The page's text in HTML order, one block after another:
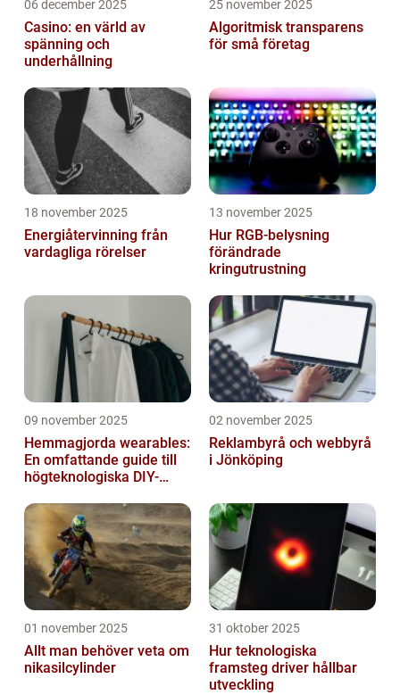
06 december 2025
Casino: en värld av
spänning och
underhållning
25 november 2025
Algoritmisk transparens
för små företag
18 november 2025
Energiåtervinning från
vardagliga rörelser
13 november 2025
Hur RGB-belysning
förändrade
kringutrustning
09 november 2025
Hemmagjorda wearables:
En omfattande guide till
högteknologiska DIY-
02 november 2025
Reklambyrå och webbyrå
i Jönköping
01 november 2025
Allt man behöver veta om
nikasilcylinder
31 oktober 2025
Hur teknologiska
framsteg driver hållbar
utveckling